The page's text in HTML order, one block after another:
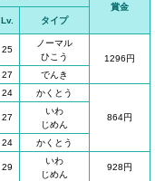
賞金
Lv. タイプ
25
ノーマル
ひこう
1296円
27 でんき
24 かくとう
864円
27
いわ
じめん
24
かくとう
29
いわ
じめん
928円